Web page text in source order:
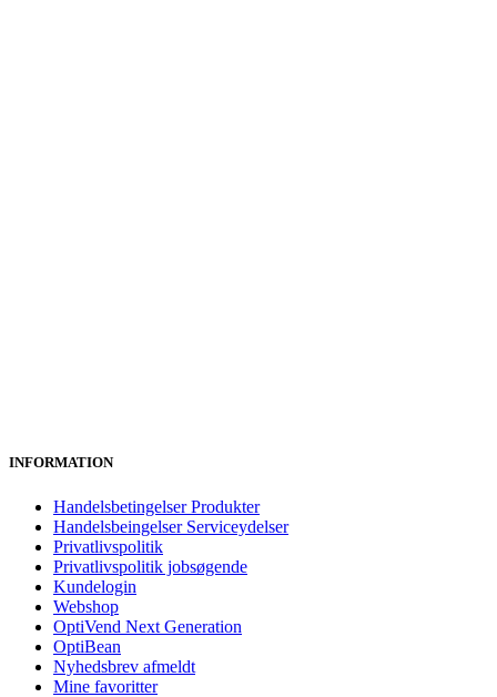
INFORMATION
Handelsbetingelser Produkter
Handelsbeingelser Serviceydelser
Privatlivspolitik
Privatlivspolitik jobsøgende
Kundelogin
Webshop
OptiVend Next Generation
OptiBean
Nyhedsbrev afmeldt
Mine favoritter